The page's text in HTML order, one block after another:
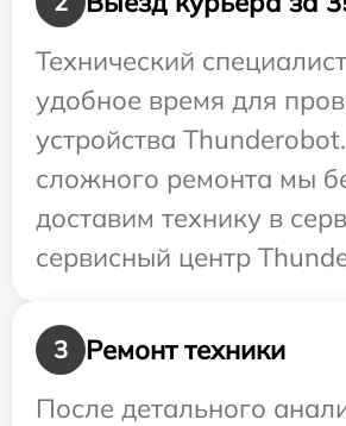
Технический
удобное время для
устройства
сложного ремонта мы
доставим технику в
сервисный центр
3
Ремонт техники
После детального